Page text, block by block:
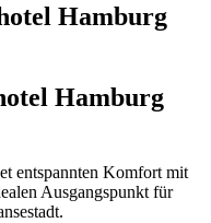
Hamburg
Hamburg
entspannten Komfort mit
Ausgangspunkt für